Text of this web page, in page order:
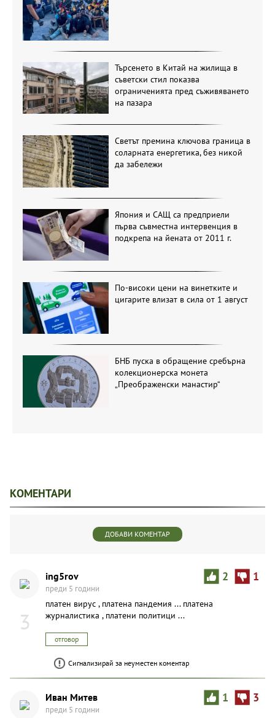
Търсенето в Китай на жилища в
съветски стил показва
ограниченията пред съживяването
на пазара
Светът премина ключова граница в
соларната енергетика, без никой
да забележи
Япония и САЩ са предприели
първа съвместна интервенция в
подкрепа на йената от 2011 г.
По-високи цени на винетките и
цигарите влизат в сила от 1 август
БНБ пуска в обращение сребърна
колекционерска монета
„Преображенски манастир“
КОМЕНТАРИ
ДОБАВИ КОМЕНТАР
3
2 1
ing5rov
преди 5 години
платен вирус , платена пандемия ... платена
журналистика , платени политици ...
отговор
Сигнализирай за неуместен коментар
1 3
Иван Митев
преди 5 години